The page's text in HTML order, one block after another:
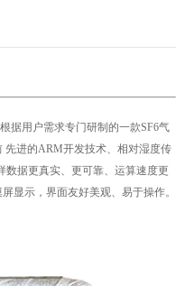
据用户需求专门研制的一款SF6气
先进的ARM开发技术、相对湿度传
数据更真实、更可靠、运算速度更
显示，界面友好美观、易于操作。